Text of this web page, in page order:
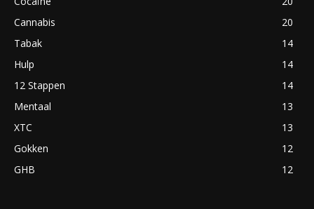
Cannabis
20
Tabak
14
Hulp
14
12 Stappen
14
Mentaal
13
XTC
13
Gokken
12
GHB
12